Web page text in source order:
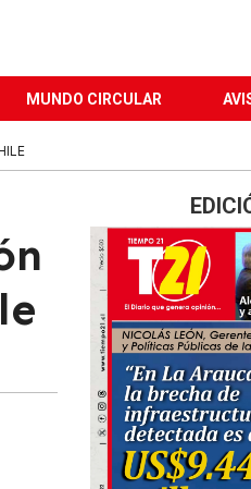
MUNDO CIRCULAR